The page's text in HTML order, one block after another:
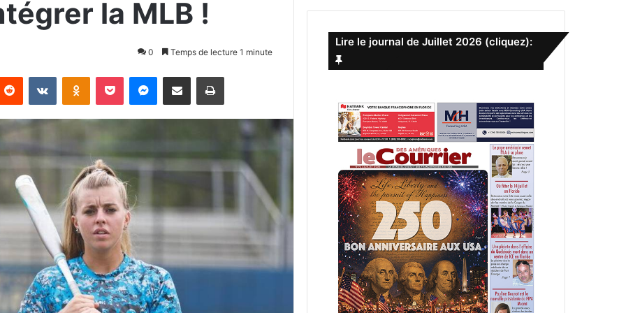
la MLB !
0 Temps de lecture 1 minute
c
h
:
Lire le journal de Juillet 2026 (cliquez):